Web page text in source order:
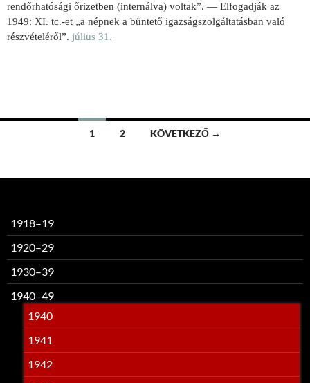
rendőrhatósági őrizetben (internálva) voltak”. — Elfogadják az
1949: XI. tc.-et „a népnek a büntető igazságszolgáltatásban való
részvételéről”. július 31.
Bejegyzések
1 2 KÖVETKEZŐ →
1918–19
1920–29
1930–39
1940–49
1940
1941
1942